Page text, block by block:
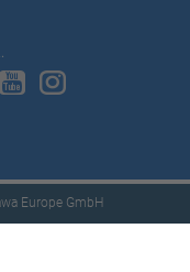
Europe GmbH